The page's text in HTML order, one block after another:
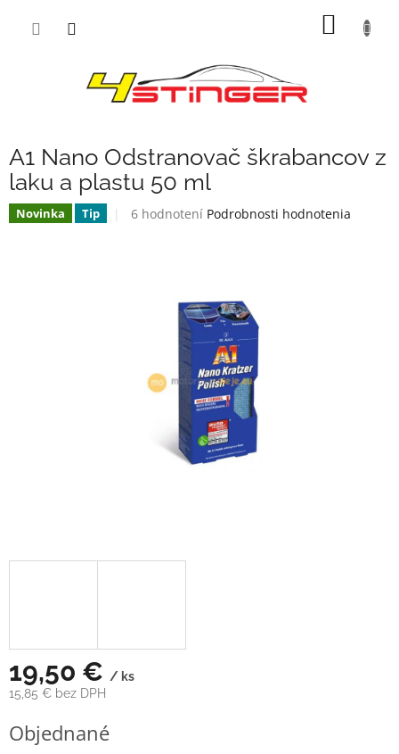
A1 Nano Odstranovač škrabancov z
laku a plastu 50 ml
Novinka Tip
Priemerné
hviezdičiek.
6 hodnotení Podrobnosti hodnotenia
19,50 € / ks
15,85 € bez DPH
cena:
Objednané